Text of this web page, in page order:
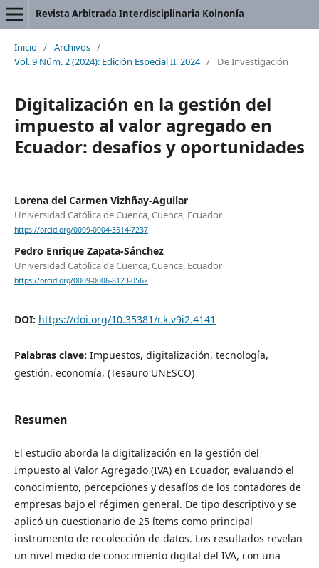
Revista Arbitrada Interdisciplinaria Koinonía
Inicio / Archivos /
Vol. 9 Núm. 2 (2024): Edición Especial II. 2024 / De Investigación
Digitalización en la gestión del
impuesto al valor agregado en
Ecuador: desafíos y oportunidades
Lorena del Carmen Vizhñay-Aguilar
Universidad Católica de Cuenca, Cuenca, Ecuador
https://orcid.org/0009-0004-3514-7237
Pedro Enrique Zapata-Sánchez
Universidad Católica de Cuenca, Cuenca, Ecuador
https://orcid.org/0009-0006-8123-0562
DOI: https://doi.org/10.35381/r.k.v9i2.4141
Palabras clave: Impuestos, digitalización, tecnología,
gestión, economía, (Tesauro UNESCO)
Resumen
El estudio aborda la digitalización en la gestión del
Impuesto al Valor Agregado (IVA) en Ecuador, evaluando el
conocimiento, percepciones y desafíos de los contadores de
empresas bajo el régimen general. De tipo descriptivo y se
aplicó un cuestionario de 25 ítems como principal
instrumento de recolección de datos. Los resultados revelan
un nivel medio de conocimiento digital del IVA, con una